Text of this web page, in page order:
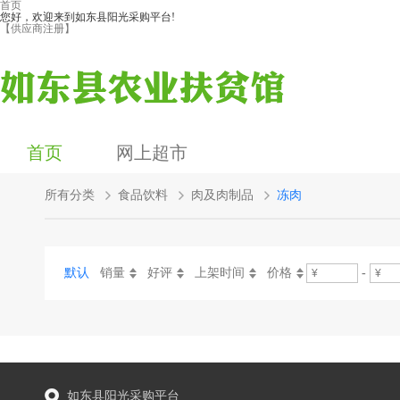
首页
您好，欢迎来到如东县阳光采购平台!
【供应商注册】
首页 网上超市
所有分类 食品饮料 肉及肉制品 冻肉
默认 销量 好评 上架时间 价格 -
如东县阳光采购平台